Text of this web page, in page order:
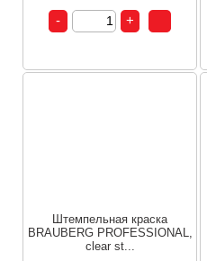
Штемпельная краска
BRAUBERG PROFESSIONAL,
clear st...